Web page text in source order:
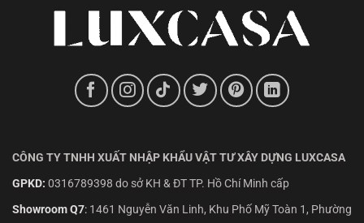
CÔNG TY TNHH XUẤT NHẬP KHẨU VẬT TƯ XÂY DỰNG LUXCASA
GPKD: 0316789398 do sở KH & ĐT TP. Hồ Chí Minh cấp
Showroom Q7: 1461 Nguyễn Văn Linh, Khu Phố Mỹ Toàn 1, Phường